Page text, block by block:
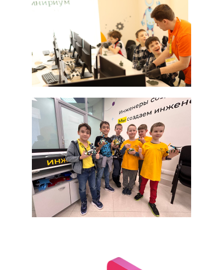
Контакты
Все права защищены
Сведения об образовательной
организации
Политика
конфиденциальности
pm@inginirium-tn.ru
Хотите работать у нас?
Для СМИ